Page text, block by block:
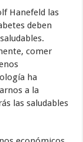
Hanefeld las
deben
comer
ha
a la
las saludables